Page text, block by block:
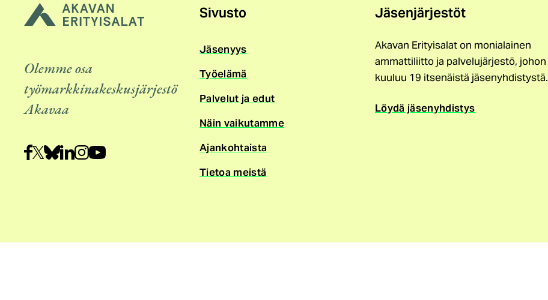
Olemme osa
työmarkkinakeskusjärjestö
Akavaa
Sivusto
Jäsenyys
Työelämä
Palvelut ja edut
Näin vaikutamme
Ajankohtaista
Tietoa meistä
Jäsenjärjestöt
Akavan Erityisalat on monialainen
ammattiliitto ja palvelujärjestö, johon
kuuluu 19 itsenäistä jäsenyhdistystä.
Löydä jäsenyhdistys